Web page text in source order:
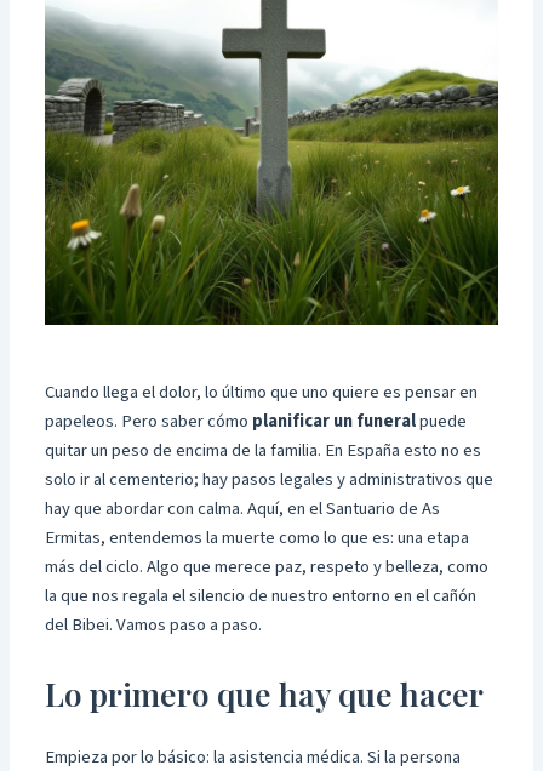
Cuando llega el dolor, lo último que uno quiere es pensar en
papeleos. Pero saber cómo planificar un funeralpuede
quitar un peso de encima de la familia. En España esto no es
solo ir al cementerio; hay pasos legales y administrativos que
hay que abordar con calma. Aquí, en el Santuario de As
Ermitas, entendemos la muerte como lo que es: una etapa
más del ciclo. Algo que merece paz, respeto y belleza, como
la que nos regala el silencio de nuestro entorno en el cañón
del Bibei. Vamos paso a paso.
Lo primero que hay que hacer
Empieza por lo básico: la asistencia médica. Si la persona